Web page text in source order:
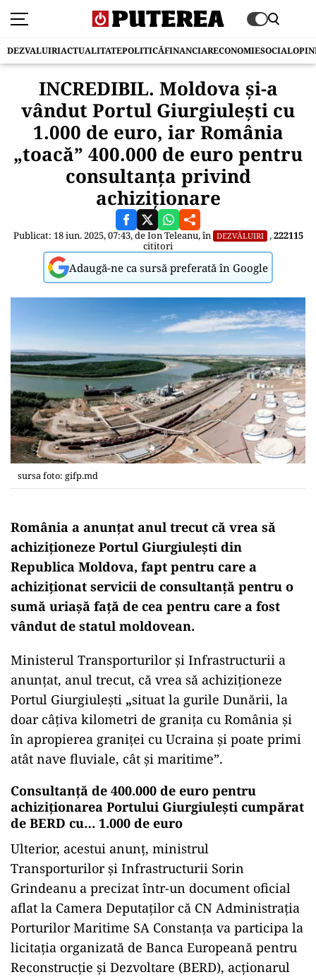
DEZVALUIRIACTUALITATEPOLITICĂFINANCIARECONOMIESOCIAL
INCREDIBIL. Moldova și-a
vândut Portul Giurgiulești cu
1.000 de euro, iar România
„toacă” 400.000 de euro pentru
consultanța privind
achiziționare
Publicat: 18 iun. 2025, 07:43, deIon Teleanu, în DEZVĂLUIRI ,222115
cititori
Adaugă-ne ca sursă preferată în Google
sursa foto: gifp.md
România a anunțat anul trecut că vrea să
achiziționeze Portul Giurgiulești din
Republica Moldova, fapt pentru care a
achiziționat servicii de consultanță pentru o
sumă uriașă față de cea pentru care a fost
vândut de statul moldovean.
Ministerul Transporturilor și Infrastructurii a
anunțat, anul trecut, că vrea să achiziționeze
Portul Giurgiulești „situat la gurile Dunării, la
doar câțiva kilometri de granița cu România și
în apropierea graniței cu Ucraina și poate primi
atât nave fluviale, cât și maritime”.
Consultanță de 400.000 de euro pentru
achiziționarea Portului Giurgiulești cumpărat
de BERD cu… 1.000 de euro
Ulterior, acestui anunț, ministrul
Transporturilor și Infrastructurii Sorin
Grindeanu a precizat într-un document oficial
aflat la Camera Deputaților că CN Administrația
Porturilor Maritime SA Constanța va participa la
licitația organizată de Banca Europeană pentru
Reconstrucție și Dezvoltare (BERD), acționarul